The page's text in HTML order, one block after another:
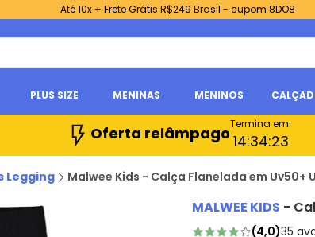
Até 10x + Frete Grátis R$249 Brasil - cupom 8DO8
PLUS SIZE MENINAS MENINOS
Oferta relâmpagoTermina em:
14:34:22
Legging Malwee Kids - Calça Flanelada em Uv50+
MALWEE KIDS -
(4,0)35